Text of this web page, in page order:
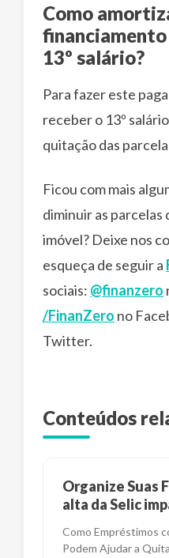
Como
13º salário?
Para fazer este
receber o 13º
quitação das
Ficou com mais
diminuir as
imóvel? Deixe nos
esqueça de seguir a
sociais: @finanzero
/FinanZero no
Twitter.
Conteúdos
Organize Suas
alta da Selic
Como Empréstimos
Podem Ajudar a